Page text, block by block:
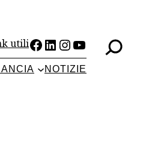
utiliFacebook
LinkedIn
Instagram
YouTube
NOTIZIE